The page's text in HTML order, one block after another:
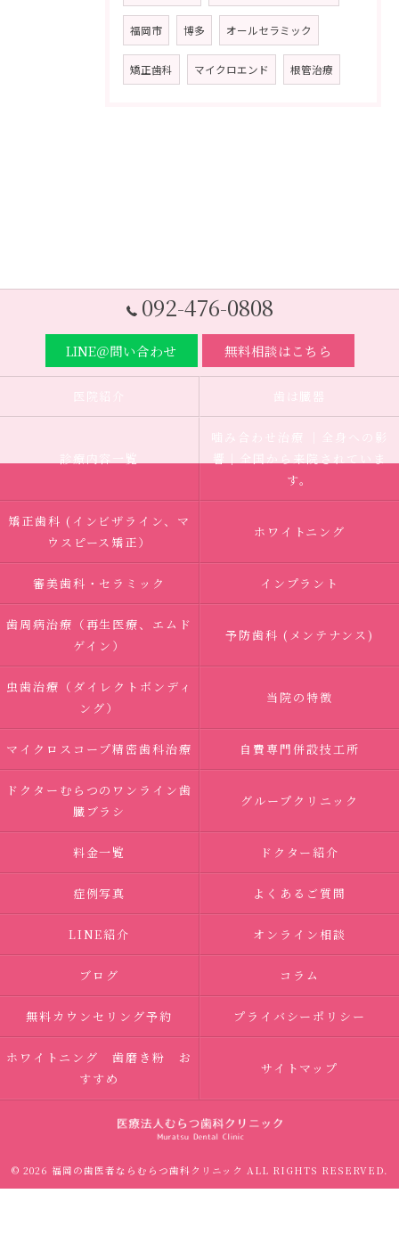
福岡市 博多 オールセラミック
矯正歯科 マイクロエンド 根管治療
092-476-0808
LINE＠問い合わせ 無料相談はこちら
医院紹介 歯は臓器
診療内容一覧
噛み合わせ治療 ｜全身への影
響｜全国から来院されていま
す。
矯正歯科 (インビザライン、マ
ウスピース矯正）
ホワイトニング
審美歯科・セラミック インプラント
歯周病治療（再生医療、エムド
ゲイン）
予防歯科 (メンテナンス)
虫歯治療（ダイレクトボンディ
ング）
当院の特徴
マイクロスコープ精密歯科治療 自費専門併設技工所
ドクターむらつのワンライン歯
臓ブラシ
グループクリニック
料金一覧 ドクター紹介
症例写真 よくあるご質問
LINE紹介 オンライン相談
ブログ コラム
無料カウンセリング予約 プライバシーポリシー
ホワイトニング 歯磨き粉 お
すすめ
サイトマップ
© 2026 福岡の歯医者ならむらつ歯科クリニック ALL RIGHTS RESERVED.